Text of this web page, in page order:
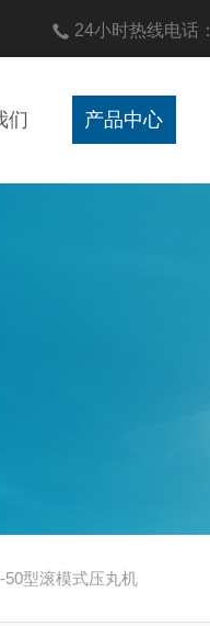
24小时热线电话：
们 产品中心
型滚模式压丸机